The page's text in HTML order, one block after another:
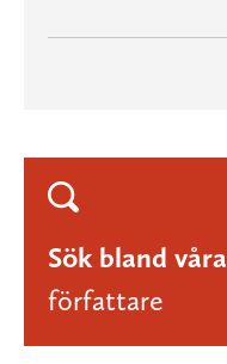
Sök bland våra
författare